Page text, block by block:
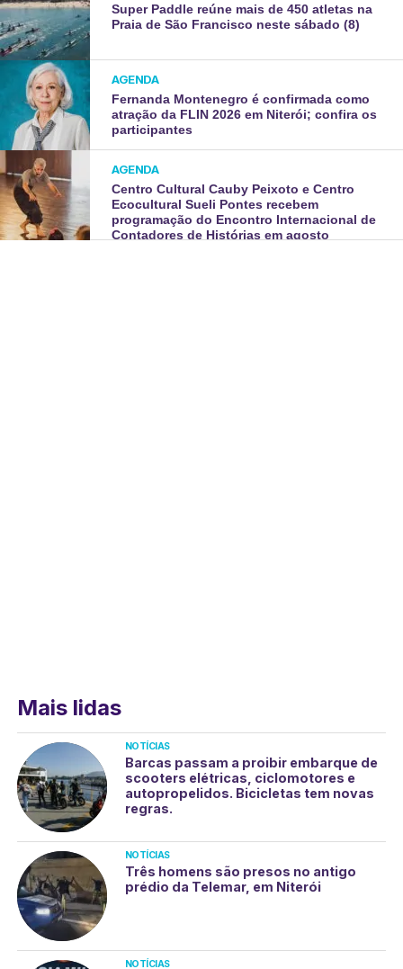
Super Paddle reúne mais de 450 atletas na
Praia de São Francisco neste sábado (8)
AGENDA
Fernanda Montenegro é confirmada como
atração da FLIN 2026 em Niterói; confira os
participantes
AGENDA
Centro Cultural Cauby Peixoto e Centro
Ecocultural Sueli Pontes recebem
programação do Encontro Internacional de
Contadores de Histórias em agosto
Mais lidas
NOTÍCIAS
Barcas passam a proibir embarque de
scooters elétricas, ciclomotores e
autopropelidos. Bicicletas tem novas
regras.
NOTÍCIAS
Três homens são presos no antigo
prédio da Telemar, em Niterói
NOTÍCIAS